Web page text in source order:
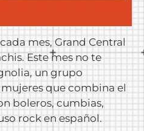
mes, Grand Central
Este mes no te
un grupo
que combina el
boleros, cumbias,
rock en español.